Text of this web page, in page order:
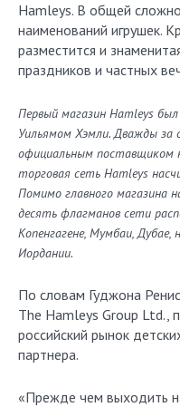
Hamleys. В общей
наименований игрушек.
разместится и
праздников и частных
Первый магазин Hamleys
Уильямом Хэмли. Дважды за
официальным поставщиком
торговая сеть Hamleys
Помимо главного магазина
десять флагманов сети
Копенгагене, Мумбаи, Дубае,
Иордании.
По словам Гуджона
The Hamleys Group Ltd.,
российский рынок
партнера.
«Прежде чем выходить